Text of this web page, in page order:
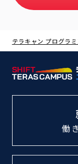
テラキャン プログラ
働